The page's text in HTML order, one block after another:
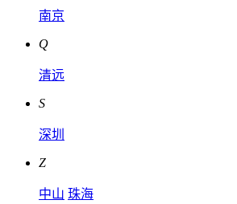
南京
Q
清远
S
深圳
Z
中山 珠海